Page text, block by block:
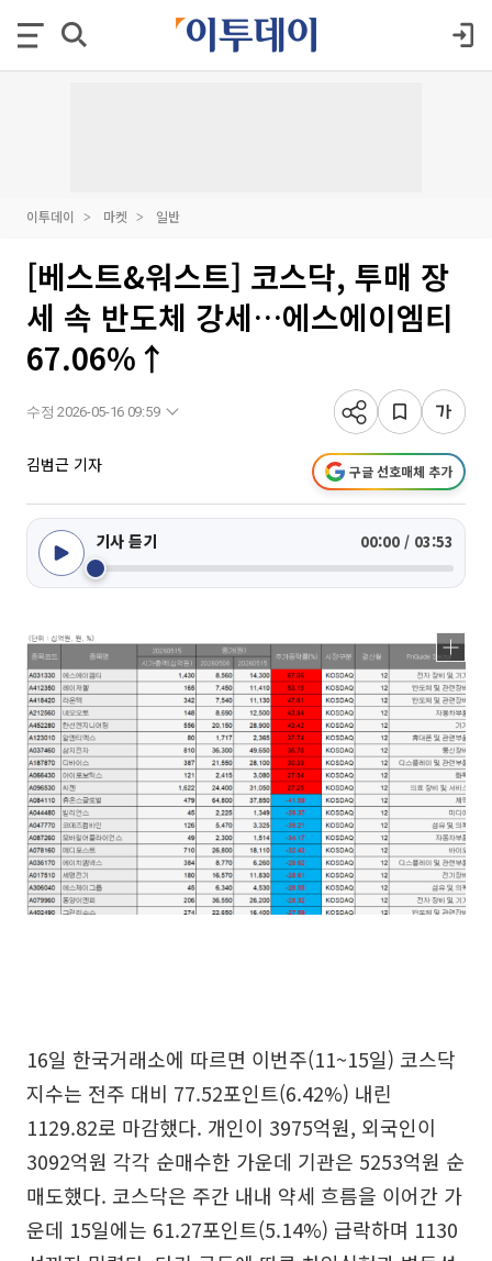
이투데이 마켓 일반
[베스트&워스트] 코스닥, 투매 장
세 속 반도체 강세…에스에이엠티
67.06%↑
수정 2026-05-16 09:59
김범근 기자 구글 선호매체 추가
기사 듣기 00:00 / 03:53
16일 한국거래소에 따르면 이번주(11~15일) 코스닥
지수는 전주 대비 77.52포인트(6.42%) 내린
1129.82로 마감했다. 개인이 3975억원, 외국인이
3092억원 각각 순매수한 가운데 기관은 5253억원 순
매도했다. 코스닥은 주간 내내 약세 흐름을 이어간 가
운데 15일에는 61.27포인트(5.14%) 급락하며 1130